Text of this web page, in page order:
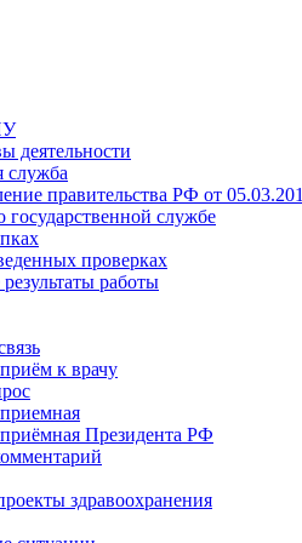
деятельности
служба
правительства РФ от
государственной службе
проверках
работы
к врачу
Президента РФ
здравоохранения